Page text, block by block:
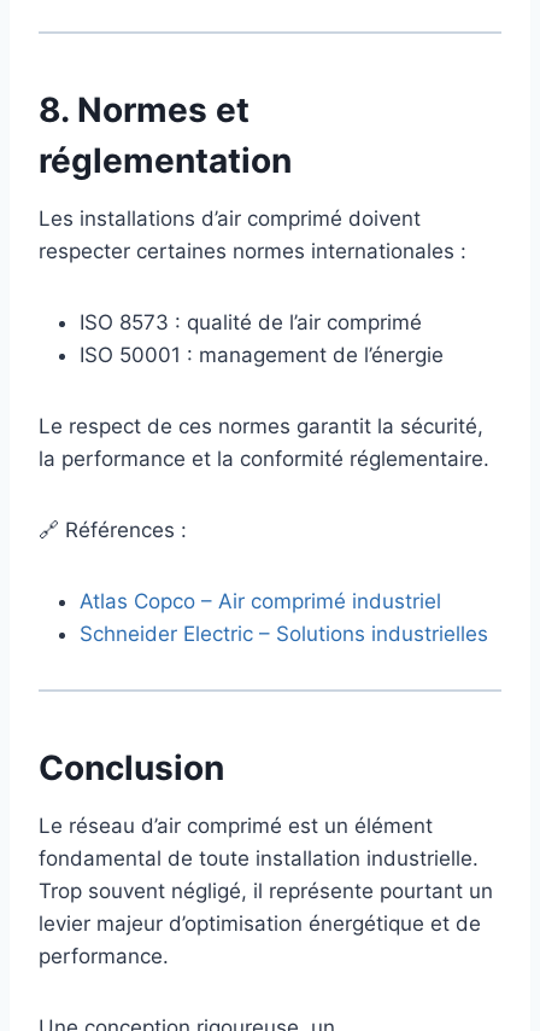
8. Normes et
réglementation
Les installations d’air comprimé doivent
respecter certaines normes internationales :
ISO 8573 : qualité de l’air comprimé
ISO 50001 : management de l’énergie
Le respect de ces normes garantit la sécurité,
la performance et la conformité réglementaire.
🔗 Références :
Atlas Copco – Air comprimé industriel
Schneider Electric – Solutions industrielles
Conclusion
Le réseau d’air comprimé est un élément
fondamental de toute installation industrielle.
Trop souvent négligé, il représente pourtant un
levier majeur d’optimisation énergétique et de
performance.